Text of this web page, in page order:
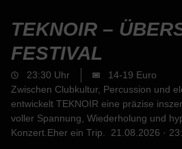
TEKNOIR –
FESTIVAL
23:30 Uhr
14-19 Euro
Zwischen Clubkultur, Percussion und
entwickelt TEKNOIR eine präzise
voller Spannung, Wiederholung und
Konzert.Eher ein Trip. 21.08.2026 ·